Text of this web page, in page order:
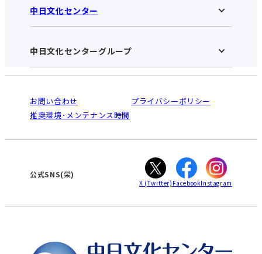
中日文化センター 栄HOME
お知らせ
アクセス･営業時間
お申し込みの流れ
入会と受講のご案内
中日文化センター
中日文化センターHOME
中日文化センターとは
受講規約・会員特典
ご利用ガイド
オンライン講座受講の手順
WEBサイトのよくある質問
中日文化センターグループ
南大高
犬山
高蔵寺
大垣
津
お問い合わせ
プライバシーポリシー
推奨環境･メンテナンス時間
公式SNS(栄)
X (Twitter) FacebookInstagram